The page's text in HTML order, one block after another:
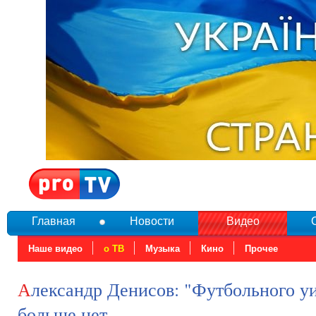
Главная Новости Видео
Наше видео о ТВ Музыка Кино Прочее
Александр Денисов: "Футбольного уик-энда"